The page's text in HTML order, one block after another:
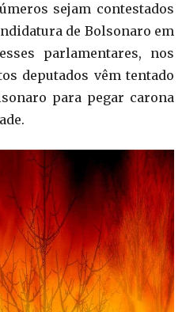
sejam contestados
de Bolsonaro em
parlamentares, nos
deputados vêm tentado
para pegar carona